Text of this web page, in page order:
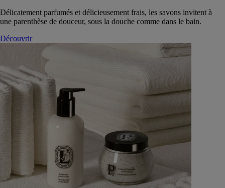
Délicatement parfumés et délicieusement frais, les savons invitent à
une parenthèse de douceur, sous la douche comme dans le bain.
Découvrir